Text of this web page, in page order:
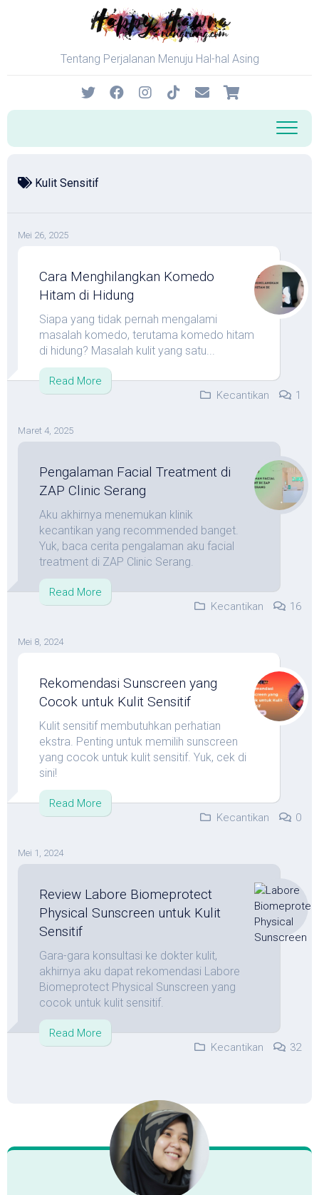
Tentang Perjalanan Menuju Hal-hal Asing
Kulit Sensitif
Mei 26, 2025
Cara Menghilangkan Komedo
Hitam di Hidung
Siapa yang tidak pernah mengalami
masalah komedo, terutama komedo hitam
di hidung? Masalah kulit yang satu...
Read More
Kecantikan
1
Maret 4, 2025
Pengalaman Facial Treatment di
ZAP Clinic Serang
Aku akhirnya menemukan klinik
kecantikan yang recommended banget.
Yuk, baca cerita pengalaman aku facial
treatment di ZAP Clinic Serang.
Read More
Kecantikan
16
Mei 8, 2024
Rekomendasi Sunscreen yang
Cocok untuk Kulit Sensitif
Kulit sensitif membutuhkan perhatian
ekstra. Penting untuk memilih sunscreen
yang cocok untuk kulit sensitif. Yuk, cek di
sini!
Read More
Kecantikan
0
Mei 1, 2024
Review Labore Biomeprotect
Physical Sunscreen untuk Kulit
Sensitif
Gara-gara konsultasi ke dokter kulit,
akhirnya aku dapat rekomendasi Labore
Biomeprotect Physical Sunscreen yang
cocok untuk kulit sensitif.
Read More
Kecantikan
32